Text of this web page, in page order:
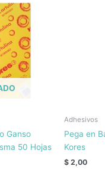
Ganso
50 Hojas
Adhesivos
Pega en
Kores
$ 2,00